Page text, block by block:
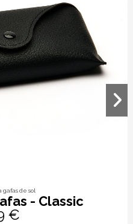
gafas de sol
- Classic
€